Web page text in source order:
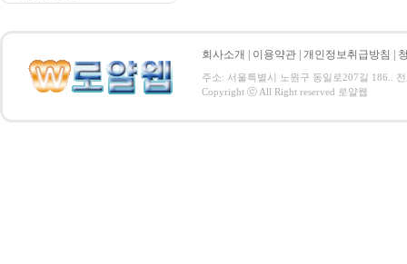
회사소개 이용약관 개인정보취급방침
주소: 서울특별시 노원구 동일로207길 186..
Copyright ⓒ All Right reserved 로얄웹